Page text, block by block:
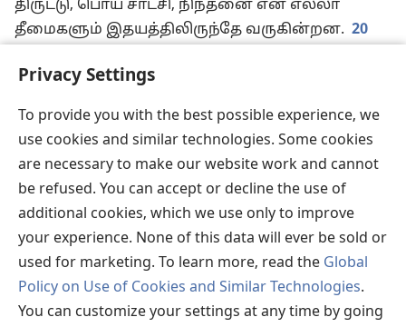
Privacy Settings
To provide you with the best possible experience, we
use cookies and similar technologies. Some cookies
are necessary to make our website work and cannot
be refused. You can accept or decline the use of
additional cookies, which we use only to improve
your experience. None of this data will ever be sold or
used for marketing. To learn more, read the Global
Policy on Use of Cookies and Similar Technologies.
You can customize your settings at any time by going
திருட்டு, பொய் சாட்சி, நிந்தனை என எல்லா
தீமைகளும் இதயத்திலிருந்தே வருகின்றன. 20
தீட்டுப்படுத்துகின்றன; கை கழுவாமல்
சொன்னார்.
பின்பு, இயேசு அங்கிருந்து புறப்பட்டு தீரு,
சீதோன் பகுதிக்குப் போனார்.
r
பகுதியைச் சேர்ந்த பெனிக்கேயப் பெண் ஒருத்தி
அவரிடம் வந்து, “எஜமானே, தாவீதின் மகனே,
எனக்கு இரக்கம் காட்டுங்கள்; என்னுடைய
மகளைப் பேய் பிடித்து ஆட்டுகிறது”
s
கதறினாள்.
ஆனால், இயேசு அவளிடம் ஒரு